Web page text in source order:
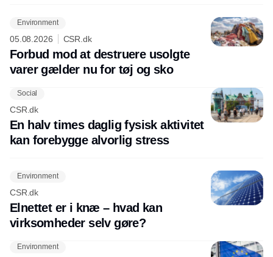
Environment
05.08.2026 CSR.dk
Forbud mod at destruere usolgte
varer gælder nu for tøj og sko
Social
CSR.dk
En halv times daglig fysisk aktivitet
kan forebygge alvorlig stress
Environment
CSR.dk
Elnettet er i knæ – hvad kan
virksomheder selv gøre?
Environment